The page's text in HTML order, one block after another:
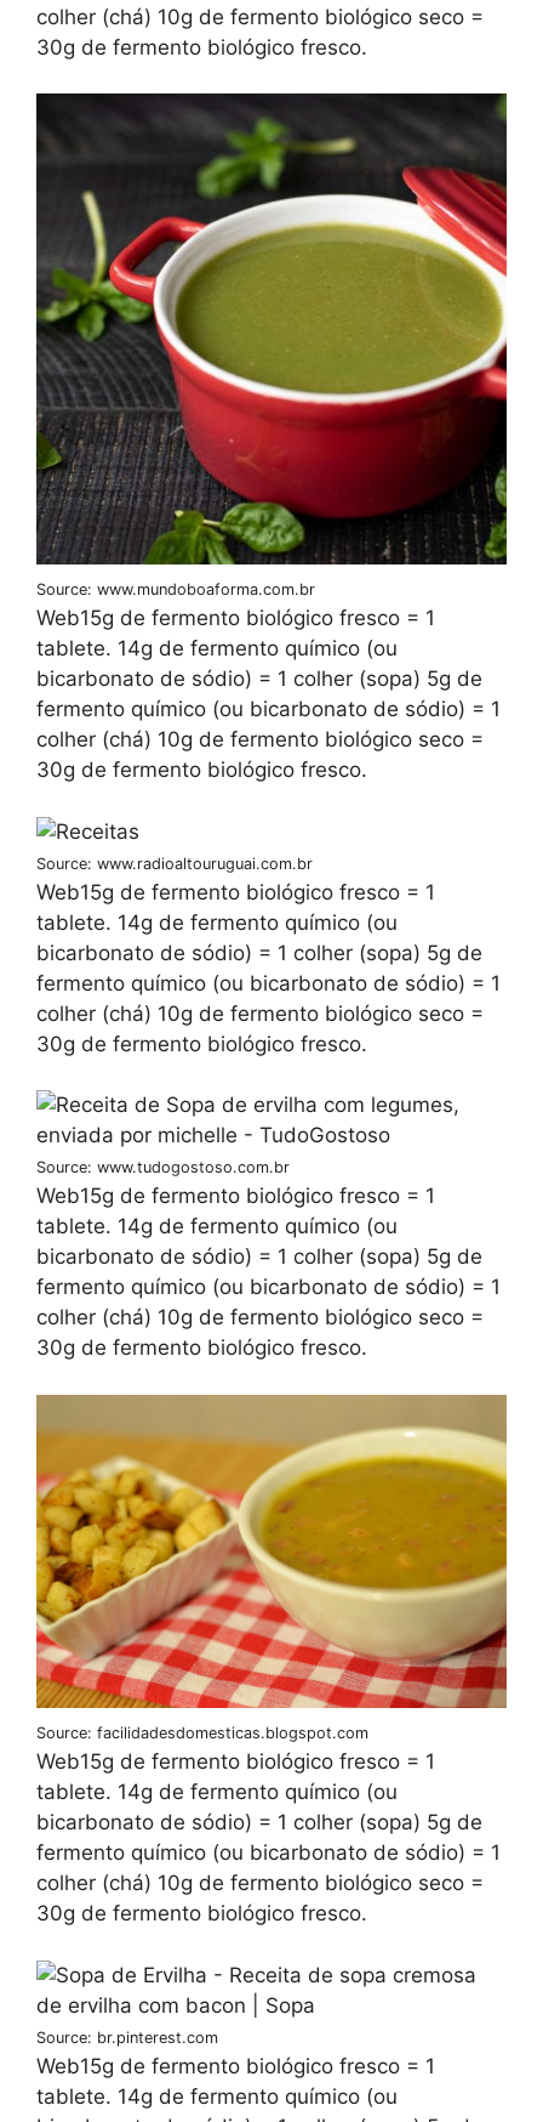
colher (chá) 10g de fermento biológico seco =
30g de fermento biológico fresco.
Source: www.mundoboaforma.com.br
Web15g de fermento biológico fresco = 1
tablete. 14g de fermento químico (ou
bicarbonato de sódio) = 1 colher (sopa) 5g de
fermento químico (ou bicarbonato de sódio) = 1
colher (chá) 10g de fermento biológico seco =
30g de fermento biológico fresco.
Source: www.radioaltouruguai.com.br
Web15g de fermento biológico fresco = 1
tablete. 14g de fermento químico (ou
bicarbonato de sódio) = 1 colher (sopa) 5g de
fermento químico (ou bicarbonato de sódio) = 1
colher (chá) 10g de fermento biológico seco =
30g de fermento biológico fresco.
Source: www.tudogostoso.com.br
Web15g de fermento biológico fresco = 1
tablete. 14g de fermento químico (ou
bicarbonato de sódio) = 1 colher (sopa) 5g de
fermento químico (ou bicarbonato de sódio) = 1
colher (chá) 10g de fermento biológico seco =
30g de fermento biológico fresco.
Source: facilidadesdomesticas.blogspot.com
Web15g de fermento biológico fresco = 1
tablete. 14g de fermento químico (ou
bicarbonato de sódio) = 1 colher (sopa) 5g de
fermento químico (ou bicarbonato de sódio) = 1
colher (chá) 10g de fermento biológico seco =
30g de fermento biológico fresco.
Source: br.pinterest.com
Web15g de fermento biológico fresco = 1
tablete. 14g de fermento químico (ou